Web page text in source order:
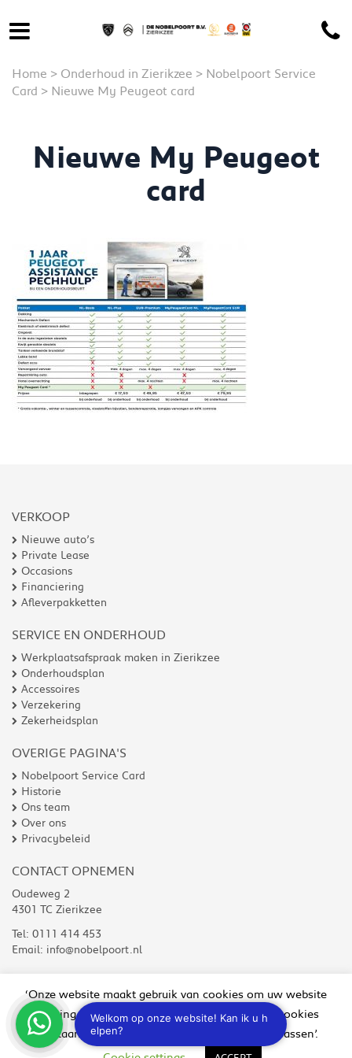
Home > Onderhoud in Zierikzee > Nobelpoort Service
Card > Nieuwe My Peugeot card
Nieuwe My Peugeot
card
VERKOOP
Nieuwe auto’s
Private Lease
Occasions
Financiering
Afleverpakketten
SERVICE EN ONDERHOUD
Werkplaatsafspraak maken in Zierikzee
Onderhoudsplan
Accessoires
Verzekering
Zekerheidsplan
OVERIGE PAGINA'S
Nobelpoort Service Card
Historie
Ons team
Over ons
Privacybeleid
CONTACT OPNEMEN
Oudeweg 2
4301 TC Zierikzee
Tel: 0111 414 453
Email: info@nobelpoort.nl
© Copyright 2026 De Nobelpoort
Disclaimer
Algemene voorwaarden
‘Onze website maakt gebruik van cookies om uw website
ervaring te verbeteren. Wilt u niet alle soorten cookies
toestaan, klik dan op ‘Cookie instellingen aanpassen’.